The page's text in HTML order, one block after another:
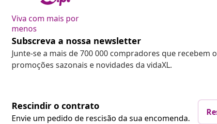
Viva com mais por
menos
Subscreva a nossa newsletter
Junte-se a mais de 700 000 compradores que recebem
promoções sazonais e novidades da vidaXL.
Rescindir o contrato
Envie um pedido de rescisão da sua encomenda.